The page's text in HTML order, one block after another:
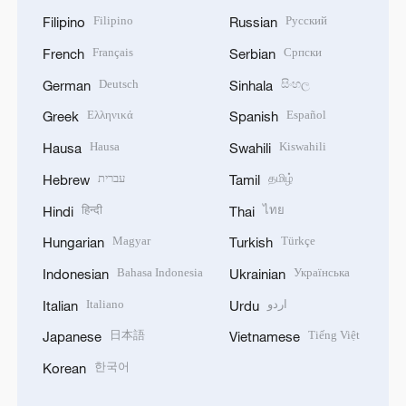
Filipino Filipino
French Français
German Deutsch
Greek Ελληνικά
Hausa Hausa
Hebrew עברית
Hindi हिन्दी
Hungarian Magyar
Indonesian Bahasa Indonesia
Italian Italiano
Japanese 日本語
Korean 한국어
Russian Русский
Serbian Српски
Sinhala සිංහල
Spanish Español
Swahili Kiswahili
Tamil தமிழ்
Thai ไทย
Turkish Türkçe
Ukrainian Українська
Urdu اردو
Vietnamese Tiếng Việt